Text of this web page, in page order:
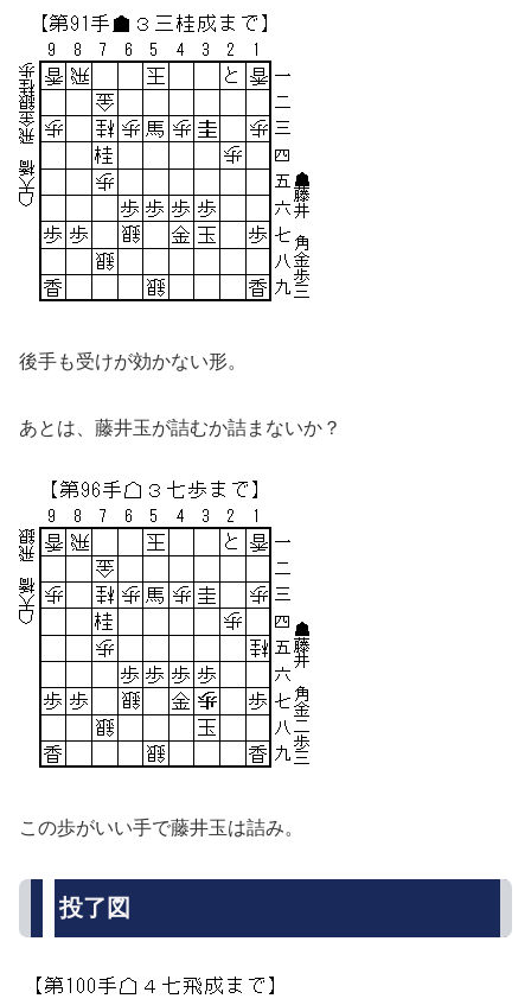
後手も受けが効かない形。
あとは、藤井玉が詰むか詰まないか？
この歩がいい手で藤井玉は詰み。
投了図